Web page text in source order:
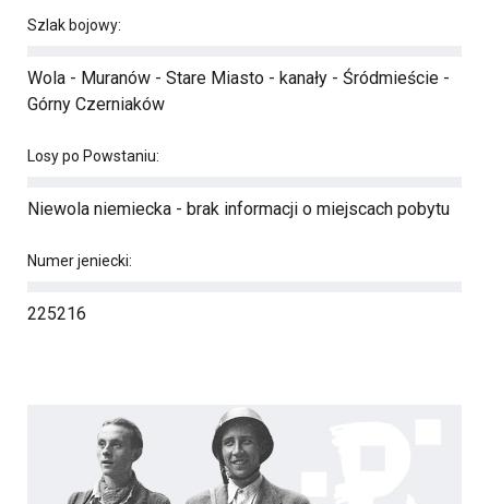
Szlak bojowy:
Wola - Muranów - Stare Miasto - kanały - Śródmieście -
Górny Czerniaków
Losy po Powstaniu:
Niewola niemiecka - brak informacji o miejscach pobytu
Numer jeniecki:
225216